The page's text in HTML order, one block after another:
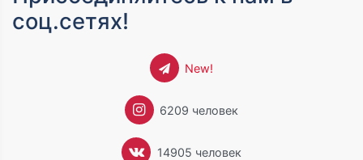
соц.сетях!
New!
6209 человек
14905 человек